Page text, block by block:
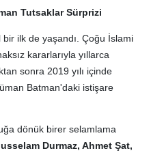
Tutsaklar Sürprizi
ilk de yaşandı. Çoğu İslami
kararlarıyla yıllarca
sonra 2019 yılı içinde
Batman'daki istişare
dönük birer selamlama
Durmaz, Ahmet Şat,